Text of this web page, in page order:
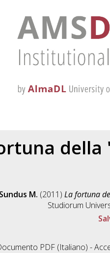
della
M. (2011) La fortuna
Studiorum
PDF (Italiano) -